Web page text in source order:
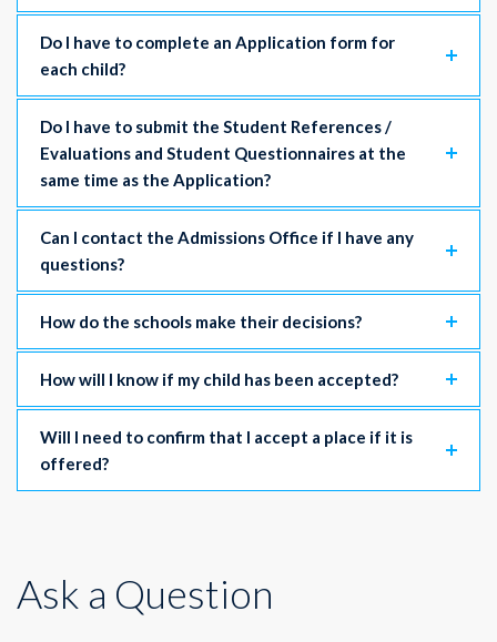
Do I have to complete an Application form for
each child?
Do I have to submit the Student References /
Evaluations and Student Questionnaires at the
same time as the Application?
Can I contact the Admissions Office if I have any
questions?
How do the schools make their decisions?
How will I know if my child has been accepted?
Will I need to confirm that I accept a place if it is
offered?
Ask a Question